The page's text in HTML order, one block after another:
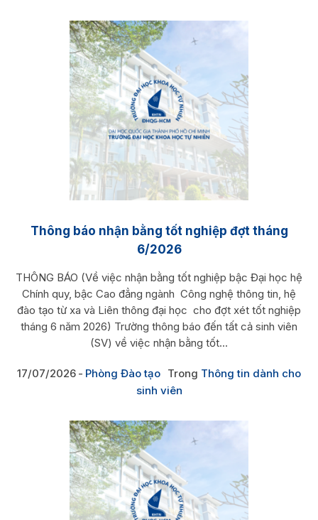
Thông báo nhận bằng tốt nghiệp đợt tháng
6/2026
THÔNG BÁO (Về việc nhận bằng tốt nghiệp bậc Đại học hệ
Chính quy, bậc Cao đẳng ngành Công nghệ thông tin, hệ
đào tạo từ xa và Liên thông đại học cho đợt xét tốt nghiệp
tháng 6 năm 2026) Trường thông báo đến tất cả sinh viên
(SV) về việc nhận bằng tốt...
17/07/2026 Phòng Đào tạo Trong Thông tin dành cho
sinh viên